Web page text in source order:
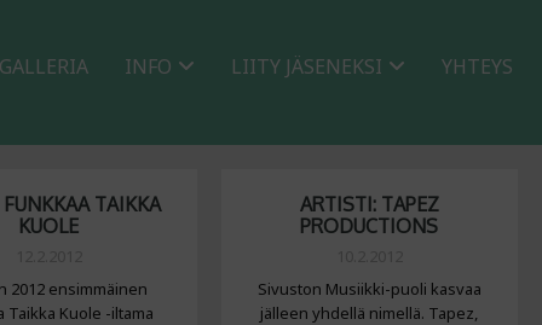
GALLERIA INFO LIITY JÄSENEKSI YHTEYS
TAIKKA
KUOLE
2012 ensimmäinen
Taikka Kuole -iltama
ARTISTI: TAPEZ
PRODUCTIONS
Sivuston Musiikki-puoli kasvaa
jälleen yhdellä nimellä. Tapez,